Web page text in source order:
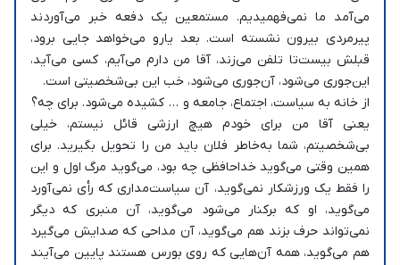
می‌آمد ما نمی‌فهمیدیم. مستمعین یک دفعه خبر می‌آوردند
پیرمردی بیرون نشسته است. بعد یارو می‌خواهد جایی برود،
قبلش بیست‌تا تلفن می‌زند، آقا من دارم می‌آیم، کسی می‌آید،
این‌جوری می‌شود، آن‌جوری می‌شود، خب این بی‌شخصیتی است.
از خانه به سیاست، اجتماع، جامعه و … کشیده می‌شود. برای چه؟
یعنی آقا من برای خودم هیچ ارزشی قائل نیستم، خیلی
بی‌شخصیتم، شما به‌خاطر فلان باید من را تحویل بگیرید. برای
همین وقتی می‌گوید خداحافظی چه بود، می‌گوید مرگ اول و این
را فقط یک ورزشکار نمی‌گوید، آن سیاست‌مداری که رأی نمی‌آورد
می‌گوید، او که برکنار می‌شود می‌گوید، آن منبری که دیگر
نمی‌تواند حرف بزند هم می‌گوید، آن مداحی که صدایش می‌گیرد
هم می‌گوید، همه آن‌هایی که روی بورس هستند پایین می‌آیند